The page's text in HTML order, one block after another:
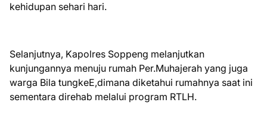
kehidupan sehari hari.
Selanjutnya, Kapolres Soppeng melanjutkan
kunjungannya menuju rumah Per.Muhajerah yang juga
warga Bila tungkeE,dimana diketahui rumahnya saat ini
sementara direhab melalui program RTLH.